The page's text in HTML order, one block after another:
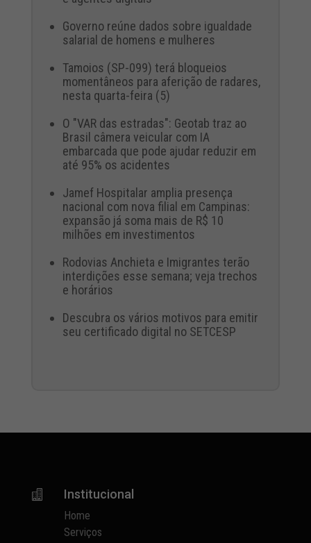
Governo reúne dados sobre igualdade
salarial de homens e mulheres
Tamoios (SP-099) terá bloqueios
momentâneos para aferição de radares,
nesta quarta-feira (5)
O "VAR das estradas": Geotab traz ao
Brasil câmera veicular com IA
embarcada que pode ajudar reduzir em
até 95% os acidentes
Jamef Hospitalar amplia presença
nacional com nova filial em Campinas:
expansão já soma mais de R$ 10
milhões em investimentos
Rodovias Anchieta e Imigrantes terão
interdições esse semana; veja trechos
e horários
Descubra os vários motivos para emitir
seu certificado digital no SETCESP
 Institucional
Home
Serviços